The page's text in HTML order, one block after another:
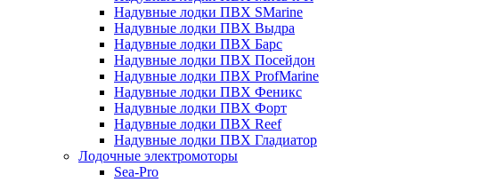
Надувные лодки ПВХ SMarine
Надувные лодки ПВХ Выдра
Надувные лодки ПВХ Барс
Надувные лодки ПВХ Посейдон
Надувные лодки ПВХ ProfMarine
Надувные лодки ПВХ Феникс
Надувные лодки ПВХ Форт
Надувные лодки ПВХ Reef
Надувные лодки ПВХ Гладиатор
Лодочные электромоторы
Sea-Pro